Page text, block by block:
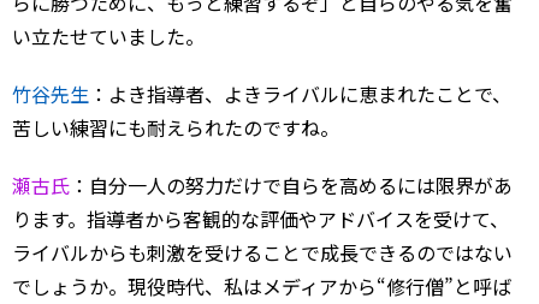
い立たせていました。
竹谷先生 ：よき指導者、よきライバルに恵まれたことで、
苦しい練習にも耐えられたのですね。
瀬古氏 ：自分一人の努力だけで自らを高めるには限界があ
ります。指導者から客観的な評価やアドバイスを受けて、
ライバルからも刺激を受けることで成長できるのではない
でしょうか。現役時代、私はメディアから“修行僧”と呼ば